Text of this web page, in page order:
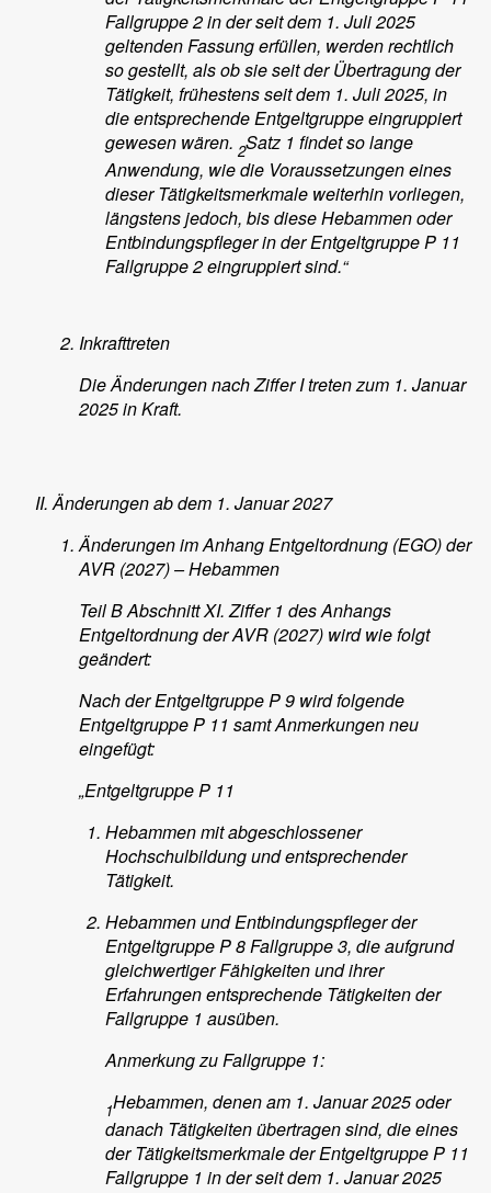
Fallgruppe 2 in der seit dem 1. Juli 2025
geltenden Fassung erfüllen, werden rechtlich
so gestellt, als ob sie seit der Übertragung der
Tätigkeit, frühestens seit dem 1. Juli 2025, in
die entsprechende Entgeltgruppe eingruppiert
gewesen wären. 2Satz 1 findet so lange
Anwendung, wie die Voraussetzungen eines
dieser Tätigkeitsmerkmale weiterhin vorliegen,
längstens jedoch, bis diese Hebammen oder
Entbindungspfleger in der Entgeltgruppe P 11
Fallgruppe 2 eingruppiert sind.“
Inkrafttreten
Die Änderungen nach Ziffer I treten zum 1. Januar
2025 in Kraft.
Änderungen ab dem 1. Januar 2027
Änderungen im Anhang Entgeltordnung (EGO) der
AVR (2027) – Hebammen
Teil B Abschnitt XI. Ziffer 1 des Anhangs
Entgeltordnung der AVR (2027) wird wie folgt
geändert:
Nach der Entgeltgruppe P 9 wird folgende
Entgeltgruppe P 11 samt Anmerkungen neu
eingefügt:
„Entgeltgruppe P 11
Hebammen mit abgeschlossener
Hochschulbildung und entsprechender
Tätigkeit.
Hebammen und Entbindungspfleger der
Entgeltgruppe P 8 Fallgruppe 3, die aufgrund
gleichwertiger Fähigkeiten und ihrer
Erfahrungen entsprechende Tätigkeiten der
Fallgruppe 1 ausüben.
Anmerkung zu Fallgruppe 1:
1Hebammen, denen am 1. Januar 2025 oder
danach Tätigkeiten übertragen sind, die eines
der Tätigkeitsmerkmale der Entgeltgruppe P 11
Fallgruppe 1 in der seit dem 1. Januar 2025